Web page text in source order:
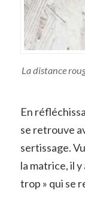
La distance
En
se retrouve
sertissage.
la matrice, il
trop » qui se